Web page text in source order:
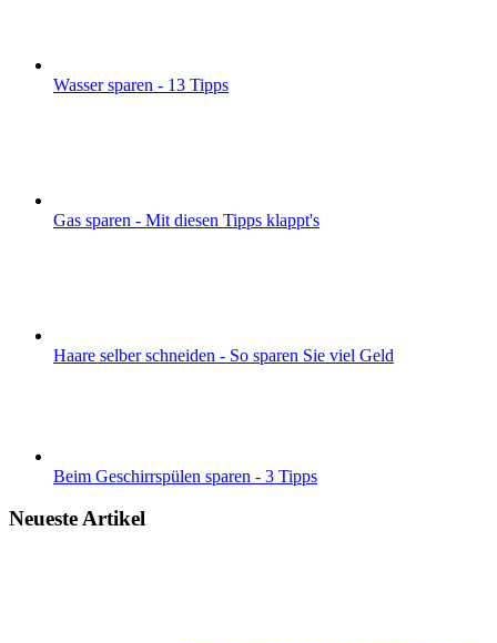
Wasser sparen - 13 Tipps
Gas sparen - Mit diesen Tipps klappt's
Haare selber schneiden - So sparen Sie viel Geld
Beim Geschirrspülen sparen - 3 Tipps
Neueste Artikel